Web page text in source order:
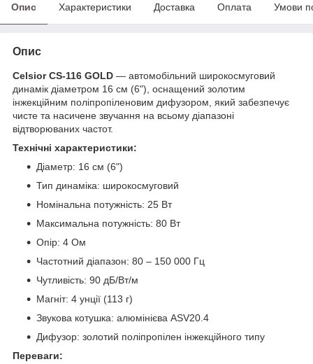
Опис Характеристики Доставка Оплата Умови
Опис
Celsior CS-116 GOLD — автомобільний широкосмуговий
динамік діаметром 16 см (6"), оснащений золотим
інжекційним поліпропіленовим дифузором, який забезпечує
чисте та насичене звучання на всьому діапазоні
відтворюваних частот.
Технічні характеристики:
Діаметр: 16 см (6")
Тип динаміка: широкосмуговий
Номінальна потужність: 25 Вт
Максимальна потужність: 80 Вт
Опір: 4 Ом
Частотний діапазон: 80 – 150 000 Гц
Чутливість: 90 дБ/Вт/м
Магніт: 4 унції (113 г)
Звукова котушка: алюмінієва ASV20.4
Дифузор: золотий поліпропілен інжекційного типу
Переваги: